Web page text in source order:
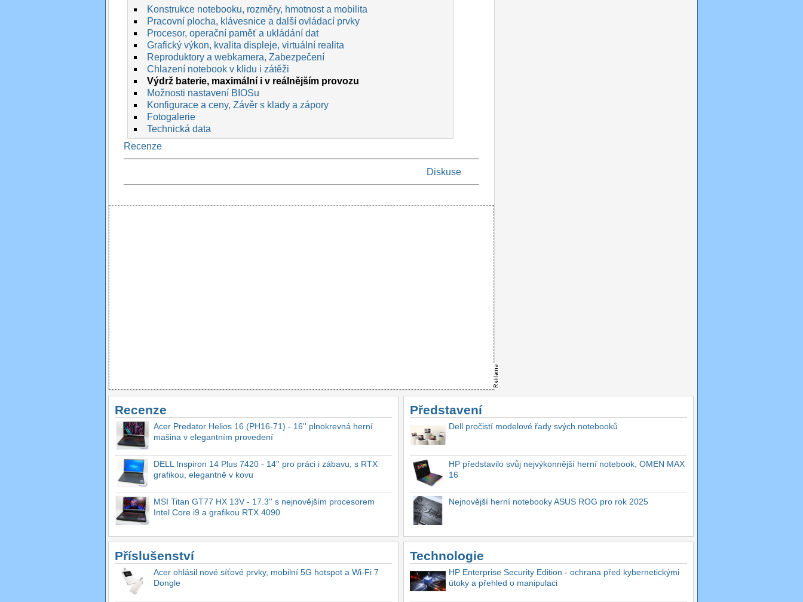
Konstrukce notebooku, rozměry, hmotnost a mobilita
Pracovní plocha, klávesnice a další ovládací prvky
Procesor, operační paměť a ukládání dat
Grafický výkon, kvalita displeje, virtuální realita
Reproduktory a webkamera, Zabezpečení
Chlazení notebook v klidu i zátěži
Výdrž baterie, maximální i v reálnějším provozu
Možnosti nastavení BIOSu
Konfigurace a ceny, Závěr s klady a zápory
Fotogalerie
Technická data
Recenze
Diskuse
Recenze
Acer Predator Helios 16 (PH16-71) - 16'' plnokrevná herní
mašina v elegantním provedení
DELL Inspiron 14 Plus 7420 - 14'' pro práci i zábavu, s RTX
grafikou, elegantně v kovu
MSI Titan GT77 HX 13V - 17.3'' s nejnovějším procesorem
Intel Core i9 a grafikou RTX 4090
Představení
Dell pročistí modelové řady svých notebooků
HP představilo svůj nejvýkonnější herní notebook, OMEN MAX
16
Nejnovější herní notebooky ASUS ROG pro rok 2025
Příslušenství
Acer ohlásil nové síťové prvky, mobilní 5G hotspot a Wi-Fi 7
Dongle
Technologie
HP Enterprise Security Edition - ochrana před kybernetickými
útoky a přehled o manipulaci